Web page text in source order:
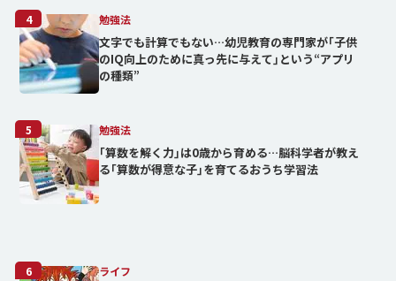
4 勉強法
文字でも計算でもない…幼児教育の専門家が｢子供
のIQ向上のために真っ先に与えて｣という“アプリ
の種類”
5 勉強法
｢算数を解く力｣は0歳から育める…脳科学者が教え
る｢算数が得意な子｣を育てるおうち学習法
6 ライフ